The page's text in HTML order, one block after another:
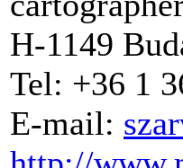
H-1149
Tel: +36
E-mail: